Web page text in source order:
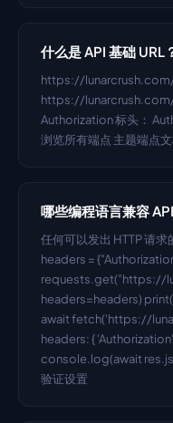
什么是 API 基础 URL
https://lunarcrush.com/
https://
Authorization 标头：
浏览所有端点 主题端点
哪些编程语言兼容
任何可以发出 HTTP 请
headers =
requests.get("https://
headers=headers)
await fetch('https://
headers: {
console.log(await
验证设置